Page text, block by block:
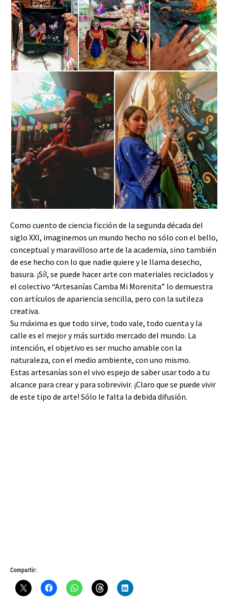
Como cuento de ciencia ficción de la segunda década del
siglo XXI, imaginemos un mundo hecho no sólo con el bello,
conceptual y maravilloso arte de la academia, sino también
de ese hecho con lo que nadie quiere y le llama desecho,
basura. ¡Sí!, se puede hacer arte con materiales reciclados y
el colectivo “Artesanías Camba Mi Morenita” lo demuestra
con artículos de apariencia sencilla, pero con la sutileza
creativa.
Su máxima es que todo sirve, todo vale, todo cuenta y la
calle es el mejor y más surtido mercado del mundo. La
intención, el objetivo es ser mucho amable con la
naturaleza, con el medio ambiente, con uno mismo.
Estas artesanías son el vivo espejo de saber usar todo a tu
alcance para crear y para sobrevivir. ¡Claro que se puede vivir
de este tipo de arte! Sólo le falta la debida difusión.
Compartir: